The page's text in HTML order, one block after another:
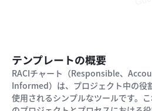
テンプレートの概要
RACIチャート（Responsible、
Informed）は、プロジェクト中の役
使用されるシンプルなツールです。